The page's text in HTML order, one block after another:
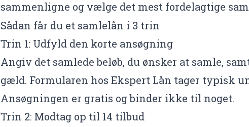
sammenligne og vælge det mest fordelagtige
Sådan får du et samlelån i 3 trin
Trin 1: Udfyld den korte ansøgning
Angiv det samlede beløb, du ønsker at samle,
gæld. Formularen hos Ekspert Lån tager typisk
Ansøgningen er gratis og binder ikke til noget.
Trin 2: Modtag op til 14 tilbud